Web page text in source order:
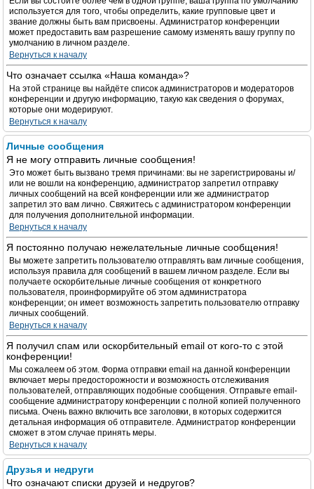
используется для того, чтобы определить, какие групповые цвет и
звание должны быть вам присвоены. Администратор конференции
может предоставить вам разрешение самому изменять вашу группу по
умолчанию в личном разделе.
Вернуться к началу
Что означает ссылка «Наша команда»?
На этой странице вы найдёте список администраторов и модераторов
конференции и другую информацию, такую как сведения о форумах,
которые они модерируют.
Вернуться к началу
Личные сообщения
Я не могу отправить личные сообщения!
Это может быть вызвано тремя причинами: вы не зарегистрированы и/
или не вошли на конференцию, администратор запретил отправку
личных сообщений на всей конференции или же администратор
запретил это вам лично. Свяжитесь с администратором конференции
для получения дополнительной информации.
Вернуться к началу
Я постоянно получаю нежелательные личные сообщения!
Вы можете запретить пользователю отправлять вам личные сообщения,
используя правила для сообщений в вашем личном разделе. Если вы
получаете оскорбительные личные сообщения от конкретного
пользователя, проинформируйте об этом администратора
конференции; он имеет возможность запретить пользователю отправку
личных сообщений.
Вернуться к началу
Я получил спам или оскорбительный email от кого-то с этой
конференции!
Мы сожалеем об этом. Форма отправки email на данной конференции
включает меры предосторожности и возможность отслеживания
пользователей, отправляющих подобные сообщения. Отправьте email-
сообщение администратору конференции с полной копией полученного
письма. Очень важно включить все заголовки, в которых содержится
детальная информация об отправителе. Администратор конференции
сможет в этом случае принять меры.
Вернуться к началу
Друзья и недруги
Что означают списки друзей и недругов?